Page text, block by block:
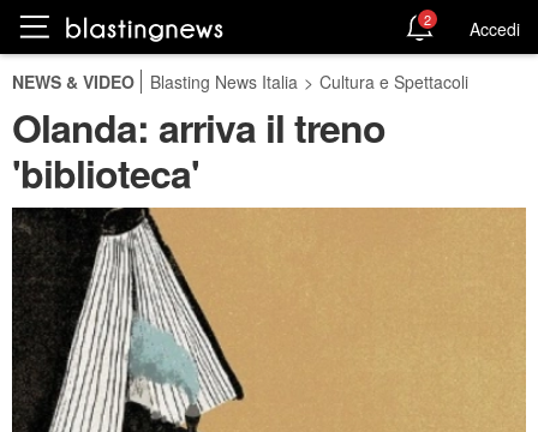
2 Accedi
NEWS & VIDEO Blasting News Italia > Cultura e Spettacoli
Olanda: arriva il treno
'biblioteca'